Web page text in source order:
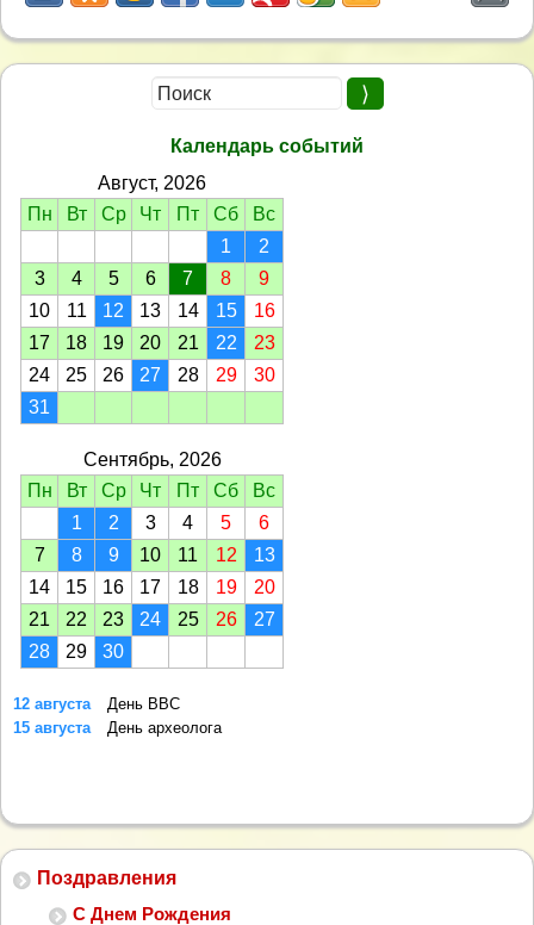
Поздравления
С Днем Рождения
Календарь событий
Август, 2026
Пн
Вт Ср Чт Пт Сб
Вс
1
2
3
4 5 6 7 8
9
10
11 12 13 14 15
16
17
18 19 20 21 22
23
24
25 26 27 28 29
30
31
Сентябрь, 2026
Пн
Вт Ср Чт Пт Сб
Вс
1
2 3 4 5
6
7
8 9 10 11 12
13
14
15 16 17 18 19
20
21
22 23 24 25 26
27
28
29 30
12 августа
День ВВС
15 августа
День археолога